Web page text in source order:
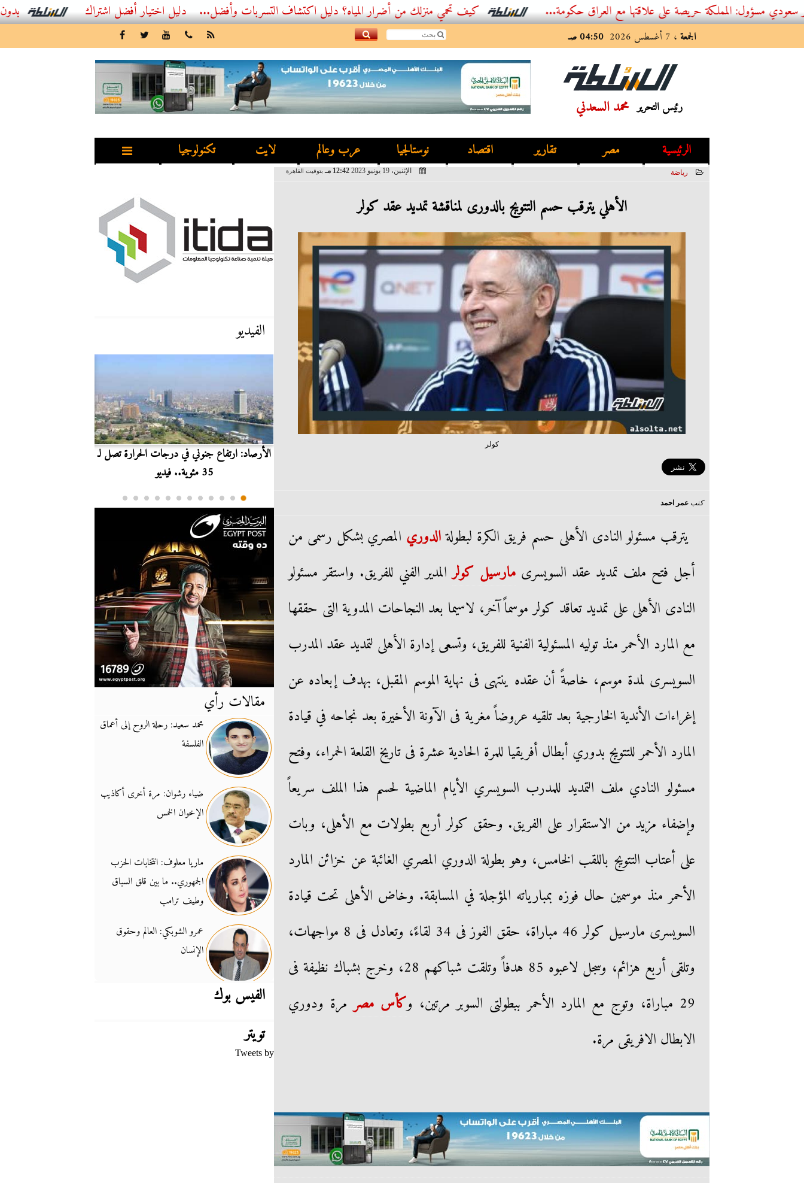
أفضل اشتراك IPTV بدون تقطيع 2026 – دليل المشاهد العصري المملكة حريصة على علاقتها مع العراق حكومة... كيف تحمي منزلك من أضرار المياه؟ دليل اكتشاف التسربات وأفضل...
الجمعة ، 7 أغسطس 2026 04:50 صـ
رئيس التحرير محمد السعدني
الرئيسية مصر تقارير اقتصاد نوستالجيا عرب وعالم لايت تكنولوجيا
رياضة الإثنين، 19 يونيو 2023 12:42 مـ بتوقيت القاهرة
الأهلي يترقب حسم التتويج بالدورى لمناقشة تمديد عقد كولر
كولر
كتب عمر احمد
يترقب مسئولو النادى الأهلى حسم فريق الكرة لبطولةالدوري المصري بشكل رسمى من
أجل فتح ملف تمديد عقد السويسرىمارسيل كولرالمدير الفني للفريق. واستقر مسئولو
النادى الأهلى على تمديد تعاقد كولر موسماً آخر، لاسيما بعد النجاحات المدوية التى حققها
مع المارد الأحمر منذ توليه المسئولية الفنية للفريق، وتسعى إدارة الأهلى لتمديد عقد المدرب
السويسرى لمدة موسم، خاصةً أن عقده ينتهى فى نهاية الموسم المقبل، بهدف إبعاده عن
إغراءات الأندية الخارجية بعد تلقيه عروضاً مغرية فى الآونة الأخيرة بعد نجاحه في قيادة
المارد الأحمر للتتويج بدوري أبطال أفريقيا للمرة الحادية عشرة فى تاريخ القلعة الحمراء، وفتح
مسئولو النادي ملف التمديد للمدرب السويسري الأيام الماضية لحسم هذا الملف سريعاً
وإضفاء مزيد من الاستقرار على الفريق. وحقق كولر أربع بطولات مع الأهلى، وبات
على أعتاب التتويج باللقب الخامس، وهو بطولة الدوري المصري الغائبة عن خزائن المارد
الأحمر منذ موسمين حال فوزه بمبارياته المؤجلة في المسابقة. وخاض الأهلى تحت قيادة
السويسرى مارسيل كولر 46 مباراة، حقق الفوز فى 34 لقاءً، وتعادل فى 8 مواجهات،
وتلقى أربع هزائم، وسجل لاعبوه 85 هدفاً وتلقت شباكهم 28، وخرج بشباك نظيفة فى
29 مباراة، وتوج مع المارد الأحمر ببطولتى السوبر مرتين، و
كأس مصرمرة ودوري
الابطال الافريقى مرة.
الفيديو
الأرصاد: ارتفاع جنوني في درجات الحرارة تصل لـ
35 مئوية.. فيديو
مقالات رأي
محمد سعيد: رحلة الروح إلى أعماق
الفلسفة
ضياء رشوان: مرة أخرى أكاذيب
الإخوان الخمس
ماريا معلوف: انتخابات الحزب
الجمهوري.. ما بين قلق السباق
وطيف ترامب
عمرو الشوبكي: العالم وحقوق
الإنسان
الفيس بوك
تويتر
Tweets by